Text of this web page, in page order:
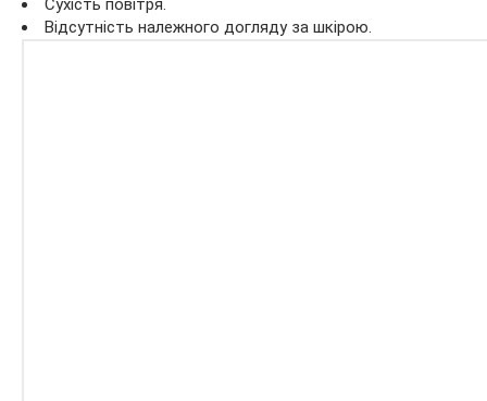
Сухість повітря.
Відсутність належного догляду за шкірою.